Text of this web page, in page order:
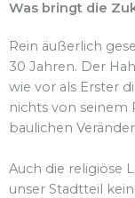
Was bringt die
Rein äußerlich
30 Jahren. Der
wie vor als Erster
nichts von seinem
baulichen
Auch die religiöse
unser Stadtteil